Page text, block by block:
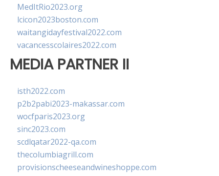
MedItRio2023.org
lcicon2023boston.com
waitangidayfestival2022.com
vacancesscolaires2022.com
MEDIA PARTNER II
isth2022.com
p2b2pabi2023-makassar.com
wocfparis2023.org
sinc2023.com
scdlqatar2022-qa.com
thecolumbiagrill.com
provisionscheeseandwineshoppe.com